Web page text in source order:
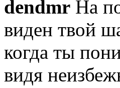
dendmr На
виден твой
когда ты
видя